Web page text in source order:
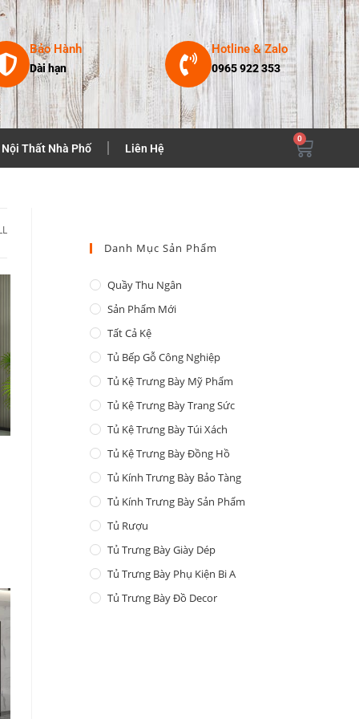
Bảo Hành
Dài hạn
Hotline & Zalo
0965 922 353
Nội Thất Nhà Phố Liên Hệ
0
Danh Mục Sản Phẩm
Quầy Thu Ngân
Sản Phẩm Mới
Tất Cả Kệ
Tủ Bếp Gỗ Công Nghiệp
Tủ Kệ Trưng Bày Mỹ Phẩm
Tủ Kệ Trưng Bày Trang Sức
Tủ Kệ Trưng Bày Túi Xách
Tủ Kệ Trưng Bày Đồng Hồ
Tủ Kính Trưng Bày Bảo Tàng
Tủ Kính Trưng Bày Sản Phẩm
Tủ Rượu
Tủ Trưng Bày Giày Dép
Tủ Trưng Bày Phụ Kiện Bi A
Tủ Trưng Bày Đồ Decor